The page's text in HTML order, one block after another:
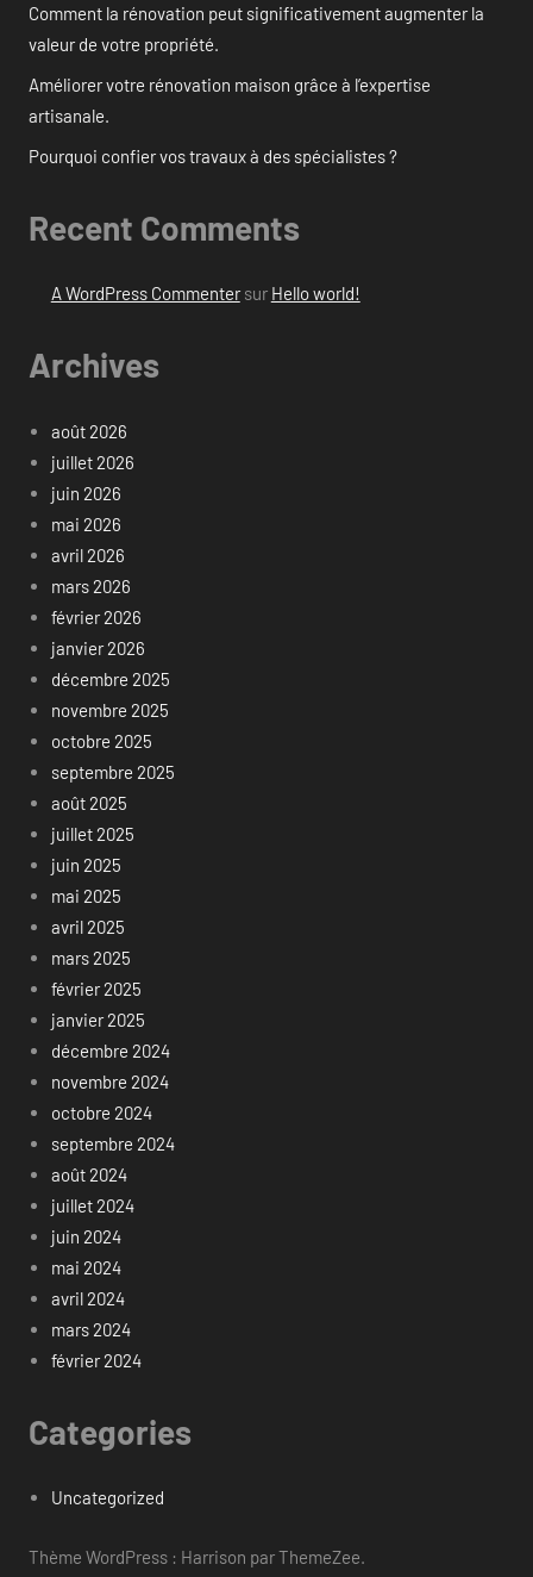
Comment la rénovation peut significativement augmenter la
valeur de votre propriété.
Améliorer votre rénovation maison grâce à l’expertise
artisanale.
Pourquoi confier vos travaux à des spécialistes ?
Recent Comments
A WordPress Commentersur Hello world!
Archives
août 2026
juillet 2026
juin 2026
mai 2026
avril 2026
mars 2026
février 2026
janvier 2026
décembre 2025
novembre 2025
octobre 2025
septembre 2025
août 2025
juillet 2025
juin 2025
mai 2025
avril 2025
mars 2025
février 2025
janvier 2025
décembre 2024
novembre 2024
octobre 2024
septembre 2024
août 2024
juillet 2024
juin 2024
mai 2024
avril 2024
mars 2024
février 2024
Categories
Uncategorized
Thème WordPress : Harrison par ThemeZee.